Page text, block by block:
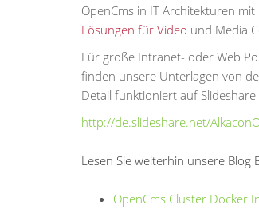
OpenCms in IT Architekturen mit
Lösungen für Video und Media
Für große Intranet- oder Web
finden unsere Unterlagen von
Detail funktioniert auf Slideshare
http://de.slideshare.net/Alkac
Lesen Sie weiterhin unsere Blog
OpenCms Cluster Docker